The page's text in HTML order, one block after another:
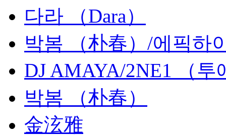
다라 （Dara）
박봄 （朴春）/에픽하
DJ AMAYA/2NE1 （투
박봄 （朴春）
金泫雅